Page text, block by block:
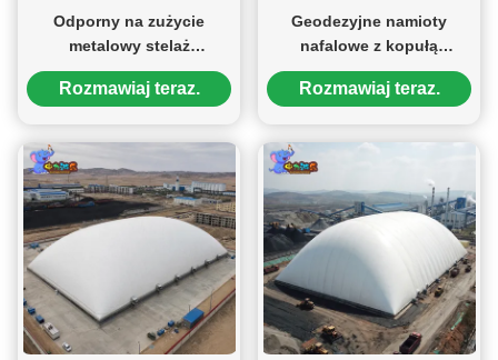
Odporny na zużycie
metalowy stelaż
przenośnego basenu
naziemnego
do pływania
Rozmawiaj teraz.
Geodezyjne namioty
nafalowe z kopułą
powietrzną do imprez
sportowych
Rozmawiaj teraz.